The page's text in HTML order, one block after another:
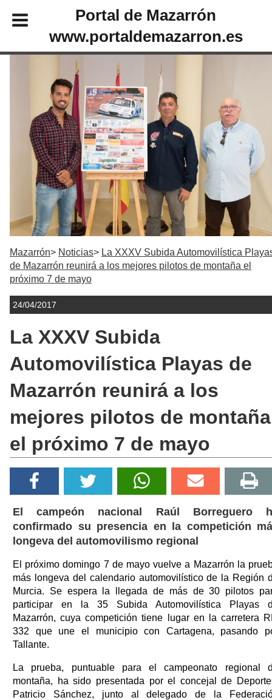
Portal de Mazarrón
www.portaldemazarron.es
Mazarrón Noticias
La XXXV Subida Automovilística
de Mazarrón reunirá a los mejores pilotos de montaña el
próximo 7 de mayo
24/04/2017
La XXXV Subida
Automovilística Playas de
Mazarrón reunirá a los
mejores pilotos de montaña
el próximo 7 de mayo
El campeón nacional Raúl Borreguero
confirmado su presencia en la competición
longeva del automovilismo regional
El próximo domingo 7 de mayo vuelve a Mazarrón la
más longeva del calendario automovilístico de la Región
Murcia. Se espera la llegada de más de 30 pilotos
participar en la 35 Subida Automovilística Playas
Mazarrón, cuya competición tiene lugar en la carretera
332 que une el municipio con Cartagena, pasando
Tallante.
La prueba, puntuable para el campeonato regional
montaña, ha sido presentada por el concejal de
Patricio Sánchez, junto al delegado de la